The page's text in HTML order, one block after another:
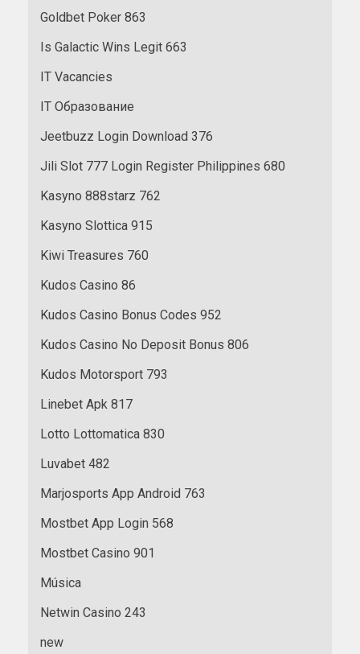
Goldbet Poker 863
Is Galactic Wins Legit 663
IT Vacancies
IT Образование
Jeetbuzz Login Download 376
Jili Slot 777 Login Register Philippines 680
Kasyno 888starz 762
Kasyno Slottica 915
Kiwi Treasures 760
Kudos Casino 86
Kudos Casino Bonus Codes 952
Kudos Casino No Deposit Bonus 806
Kudos Motorsport 793
Linebet Apk 817
Lotto Lottomatica 830
Luvabet 482
Marjosports App Android 763
Mostbet App Login 568
Mostbet Casino 901
Música
Netwin Casino 243
new